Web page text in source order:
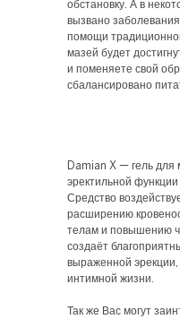
обстановку. А в
вызвано
помощи
мазей будет
и поменяете свой
сбалансировано
Damian X — гель
эректильной
Средство
расширению
телам и повышению
создаёт
выраженной
интимной жизни.
Так же Вас могут